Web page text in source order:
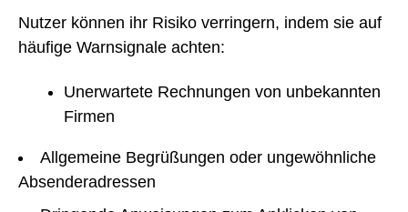
Nutzer können ihr Risiko verringern, indem sie auf
häufige Warnsignale achten:
Unerwartete Rechnungen von unbekannten
Firmen
Allgemeine Begrüßungen oder ungewöhnliche
Absenderadressen